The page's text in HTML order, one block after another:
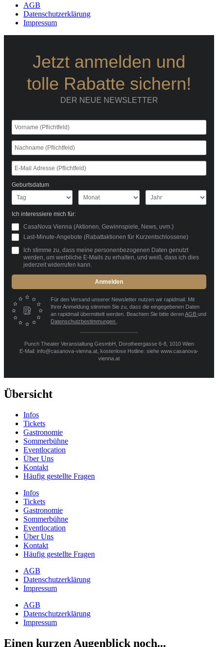
AGB
Datenschutzerklärung
Impressum
Jetzt anmelden und
tolle Rabatte sichern!
DER NEUE NEWSLETTER
Geburtsdatum
Ich interessiere mich für:
CasaNova Vienna (Aktionen, Gewinnspiele, News, uvm.)
Last-Minute-Angebote (Rabattaktionen für Kurzentschlossene)
Ich stimme zu, dass meine personenbezogenen Daten genutzt
werden, um werbliche E-Mails zu erhalten, und weiß, dass ich dies
jederzeit widerrufen kann.
Anmelden
Für den Versand unserer Newsletter nutzen wir rapidmail. Mit
Ihrer Anmeldung stimmen Sie zu, dass die eingegebenen Daten
an rapidmail übermittelt werden. Beachten Sie bitte derenAGB und
Datenschutzbestimmungen
Punch Theater Veranstaltung GesmbH, Dorotheergasse 6-8, 1010 Wien
E-Mail: info@casanova-vienna.at, kostenlose Hotline: siehe www.casanova-
vienna.at
Übersicht
Infos
Tickets
Gastronomie
Sommerbühne
Eventlocation
Über Uns
Kontakt
Häufig gestellte Fragen
Infos
Tickets
Gastronomie
Sommerbühne
Eventlocation
Über Uns
Kontakt
Häufig gestellte Fragen
AGB
Datenschutzerklärung
Impressum
AGB
Datenschutzerklärung
Impressum
Einen kurzen Augenblick noch...